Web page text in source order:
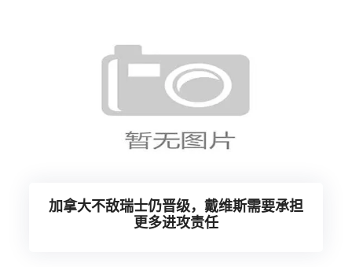
加拿大不敌瑞士仍晋级，戴维斯需要承担
更多进攻责任